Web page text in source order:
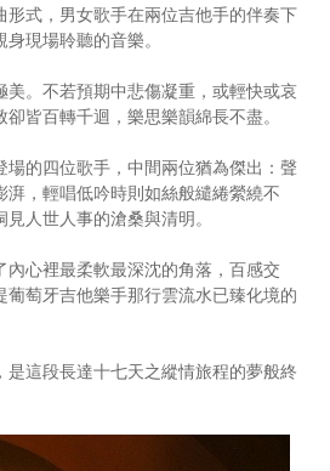
形式，男女歌手在兩位吉他手的伴奏下
現場聆聽的音樂。
美。不若預期中悲傷凝重，或輕快或哀
皆百轉千迴，樂思樂韻綿長不盡。
場的四位歌手，中間兩位猶為傑出：聲
，輕唱低吟時則如絲般繾綣縈繞不
人世人事的滄桑與清明。
心裡最柔軟最深沈的角落，百感交
萄牙吉他樂手那行雲流水已臻化境的
是這段長達十七天之縱情旅程的夢般終